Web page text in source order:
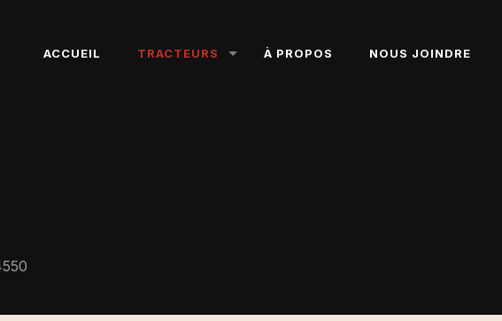
ACCUEIL TRACTEURS À PROPOS NOUS JOINDRE